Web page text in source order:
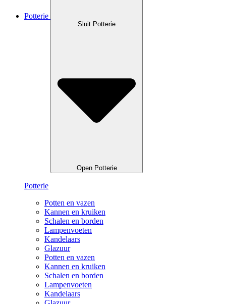
Potterie
Sluit Potterie
Open Potterie
Potterie
Potten en vazen
Kannen en kruiken
Schalen en borden
Lampenvoeten
Kandelaars
Glazuur
Potten en vazen
Kannen en kruiken
Schalen en borden
Lampenvoeten
Kandelaars